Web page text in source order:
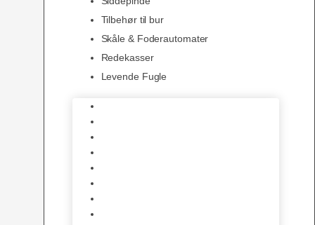
Tilbehør til bur
Skåle & Foderautomater
Redekasser
Levende Fugle